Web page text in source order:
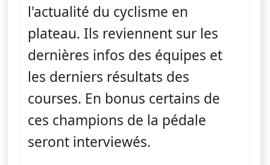
l'actualité du cyclisme en
plateau. Ils reviennent sur les
dernières infos des équipes et
les derniers résultats des
courses. En bonus certains de
ces champions de la pédale
seront interviewés.